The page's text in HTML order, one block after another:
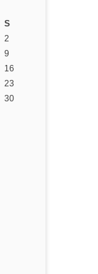
S
2
9
16
23
30